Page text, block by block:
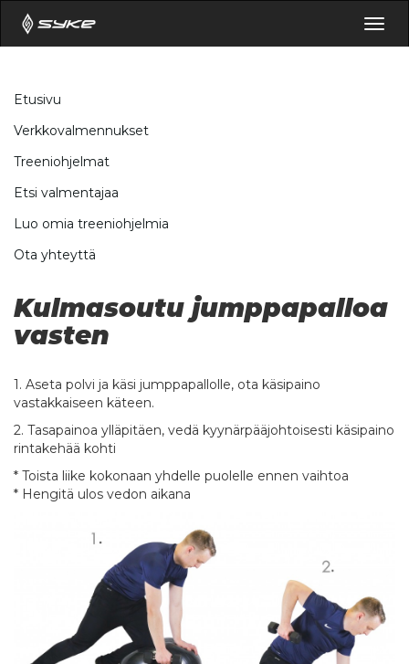
Etusivu
Verkkovalmennukset
Treeniohjelmat
Etsi valmentajaa
Luo omia treeniohjelmia
Ota yhteyttä
Kulmasoutu jumppapalloa
vasten
1. Aseta polvi ja käsi jumppapallolle, ota käsipaino
vastakkaiseen käteen.
2. Tasapainoa ylläpitäen, vedä kyynärpääjohtoisesti käsipaino
rintakehää kohti
* Toista liike kokonaan yhdelle puolelle ennen vaihtoa
* Hengitä ulos vedon aikana